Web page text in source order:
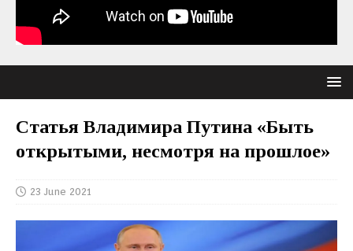
Статья Владимира Путина «Быть
открытыми, несмотря на прошлое»
23 June 2021